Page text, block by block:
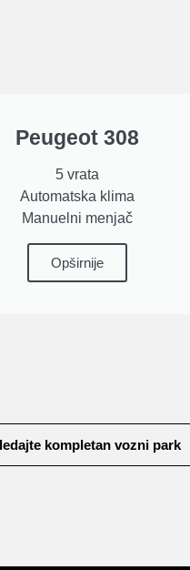
Peugeot 308
5 vrata
Automatska klima
Manuelni menjač
Opširnije
kompletan vozni park